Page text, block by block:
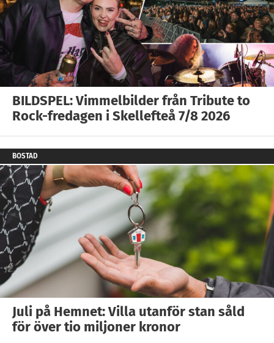
BILDSPEL: Vimmelbilder från Tribute to
Rock-fredagen i Skellefteå 7/8 2026
BOSTAD
Juli på Hemnet: Villa utanför stan såld
för över tio miljoner kronor